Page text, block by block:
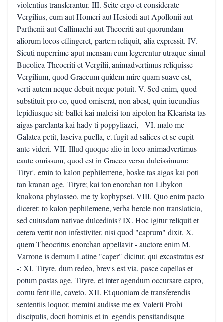
violentius transferantur. III. Scite ergo et considerate
Vergilius, cum aut Homeri aut Hesiodi aut Apollonii aut
Parthenii aut Callimachi aut Theocriti aut quorundam
aliorum locos effingeret, partem reliquit, alia expressit. IV.
Sicuti nuperrime aput mensam cum legerentur utraque simul
Bucolica Theocriti et Vergilii, animadvertimus reliquisse
Vergilium, quod Graecum quidem mire quam suave est,
verti autem neque debuit neque potuit. V. Sed enim, quod
substituit pro eo, quod omiserat, non abest, quin iucundius
lepidiusque sit: ballei kai maloisi ton aipolon ha Klearista tas
aigas parelanta kai hady ti poppyliazei, - VI. malo me
Galatea petit, lasciva puella, et fugit ad salices et se cupit
ante videri. VII. Illud quoque alio in loco animadvertimus
caute omissum, quod est in Graeco versu dulcissimum:
Tityr', emin to kalon pephilemene, boske tas aigas kai poti
tan kranan age, Tityre; kai ton enorchan ton Libykon
knakona phylasseo, me ty kophypsei. VIII. Quo enim pacto
diceret: to kalon pephilemene, verba hercle non translaticia,
sed cuiusdam nativae dulcedinis? IX. Hoc igitur reliquit et
cetera vertit non infestiviter, nisi quod "caprum" dixit, X.
quem Theocritus enorchan appellavit - auctore enim M.
Varrone is demum Latine "caper" dicitur, qui excastratus est
-: XI. Tityre, dum redeo, brevis est via, pasce capellas et
potum pastas age, Tityre, et inter agendum occursare capro,
cornu ferit ille, caveto. XII. Et quoniam de transferendis
sententiis loquor, memini audisse me ex Valerii Probi
discipulis, docti hominis et in legendis pensitandisque